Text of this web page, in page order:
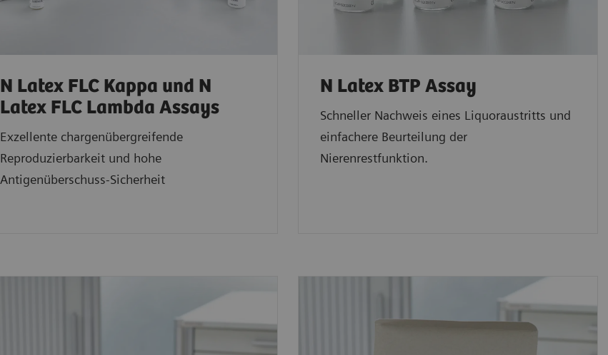
N Latex FLC Kappa und N
Latex FLC Lambda Assays
Exzellente chargenübergreifende
Reproduzierbarkeit und hohe
Antigenüberschuss-Sicherheit
N Latex BTP Assay
Schneller Nachweis eines Liquoraustritts und
einfachere Beurteilung der
Nierenrestfunktion.